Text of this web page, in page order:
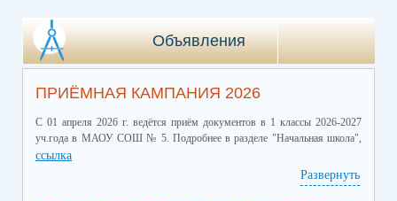
Объявления
ПРИЁМНАЯ КАМПАНИЯ 2026
С 01 апреля 2026 г. ведётся приём документов в 1 классы 2026-2027
уч.года в МАОУ СОШ № 5. Подробнее в разделе "Начальная школа",
ссылка
Развернуть